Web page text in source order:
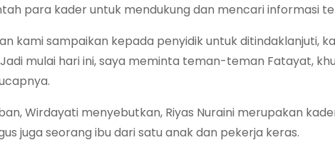
para kader untuk mendukung dan mencari informasi
kami sampaikan kepada penyidik untuk ditindaklanjuti,
Jadi mulai hari ini, saya meminta teman-teman Fatayat,
Wirdayati menyebutkan, Riyas Nuraini merupakan
juga seorang ibu dari satu anak dan pekerja keras.